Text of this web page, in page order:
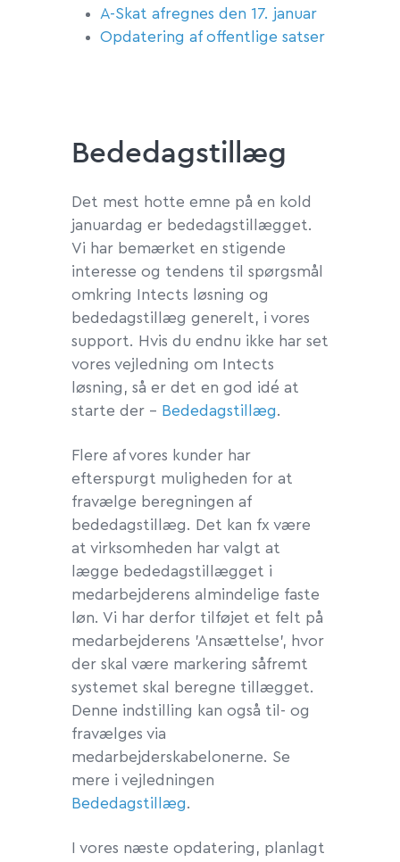
A-Skat afregnes den 17. januar
Opdatering af offentlige satser
Bededagstillæg
Det mest hotte emne på en kold
januardag er bededagstillægget.
Vi har bemærket en stigende
interesse og tendens til spørgsmål
omkring Intects løsning og
bededagstillæg generelt, i vores
support. Hvis du endnu ikke har set
vores vejledning om Intects
løsning, så er det en god idé at
starte der - Bededagstillæg.
Flere af vores kunder har
efterspurgt muligheden for at
fravælge beregningen af
bededagstillæg. Det kan fx være
at virksomheden har valgt at
lægge bededagstillægget i
medarbejderens almindelige faste
løn. Vi har derfor tilføjet et felt på
medarbejderens 'Ansættelse', hvor
der skal være markering såfremt
systemet skal beregne tillægget.
Denne indstilling kan også til- og
fravælges via
medarbejderskabelonerne. Se
mere i vejledningen
Bededagstillæg.
I vores næste opdatering, planlagt